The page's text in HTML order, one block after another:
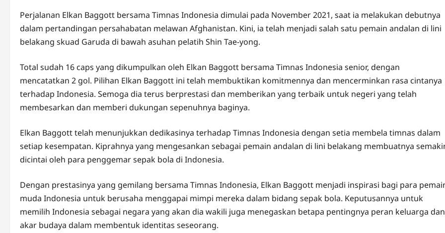
Perjalanan Elkan Baggott bersama Timnas Indonesia dimulai pada November 2021, saat ia melakukan debutnya
dalam pertandingan persahabatan melawan Afghanistan. Kini, ia telah menjadi salah satu pemain andalan di lini
belakang skuad Garuda di bawah asuhan pelatih Shin Tae-yong.
Total sudah 16 caps yang dikumpulkan oleh Elkan Baggott bersama Timnas Indonesia senior, dengan
mencatatkan 2 gol. Pilihan Elkan Baggott ini telah membuktikan komitmennya dan mencerminkan rasa cintanya
terhadap Indonesia. Semoga dia terus berprestasi dan memberikan yang terbaik untuk negeri yang telah
membesarkan dan memberi dukungan sepenuhnya baginya.
Elkan Baggott telah menunjukkan dedikasinya terhadap Timnas Indonesia dengan setia membela timnas dalam
setiap kesempatan. Kiprahnya yang mengesankan sebagai pemain andalan di lini belakang membuatnya
dicintai oleh para penggemar sepak bola di Indonesia.
Dengan prestasinya yang gemilang bersama Timnas Indonesia, Elkan Baggott menjadi inspirasi bagi para
muda Indonesia untuk berusaha menggapai mimpi mereka dalam bidang sepak bola. Keputusannya untuk
memilih Indonesia sebagai negara yang akan dia wakili juga menegaskan betapa pentingnya peran keluarga dan
akar budaya dalam membentuk identitas seseorang.